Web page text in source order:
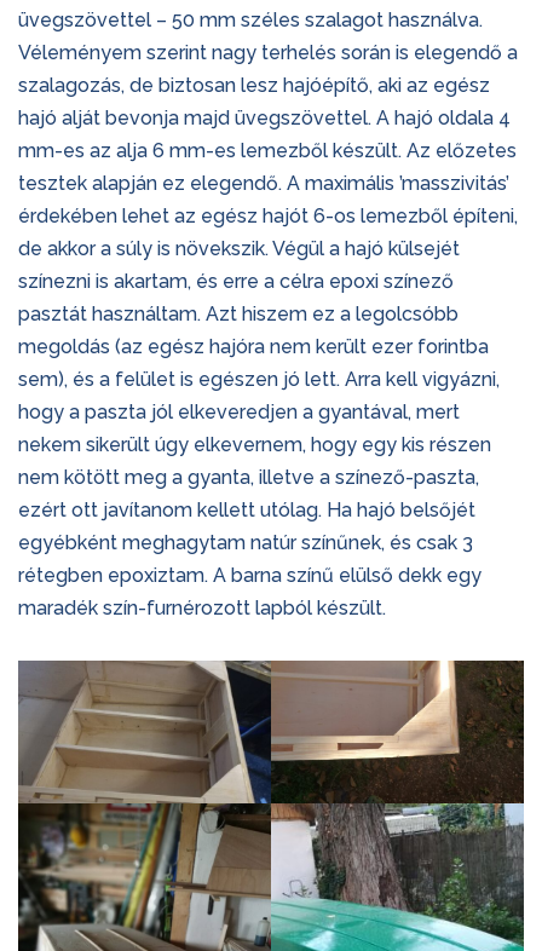
üvegszövettel – 50 mm széles szalagot használva.
Véleményem szerint nagy terhelés során is elegendő a
szalagozás, de biztosan lesz hajóépítő, aki az egész
hajó alját bevonja majd üvegszövettel. A hajó oldala 4
mm-es az alja 6 mm-es lemezből készült. Az előzetes
tesztek alapján ez elegendő. A maximális ’masszivitás’
érdekében lehet az egész hajót 6-os lemezből építeni,
de akkor a súly is növekszik. Végül a hajó külsejét
színezni is akartam, és erre a célra epoxi színező
pasztát használtam. Azt hiszem ez a legolcsóbb
megoldás (az egész hajóra nem került ezer forintba
sem), és a felület is egészen jó lett. Arra kell vigyázni,
hogy a paszta jól elkeveredjen a gyantával, mert
nekem sikerült úgy elkevernem, hogy egy kis részen
nem kötött meg a gyanta, illetve a színező-paszta,
ezért ott javítanom kellett utólag. Ha hajó belsőjét
egyébként meghagytam natúr színűnek, és csak 3
rétegben epoxiztam. A barna színű elülső dekk egy
maradék szín-furnérozott lapból készült.